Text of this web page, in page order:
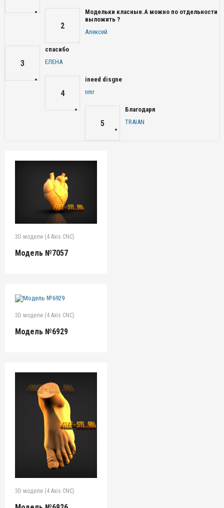
2
Модельки класные.А можно по отдельности
выложить ?
Алексей
3
спасибо
ЕЛЕНА
4
ineed disgne
nmr
5
Благодаря
TRAIAN
3D модели (4 Axis CNC)
Модель №7057
3D модели (4 Axis CNC)
Модель №6929
3D модели (4 Axis CNC)